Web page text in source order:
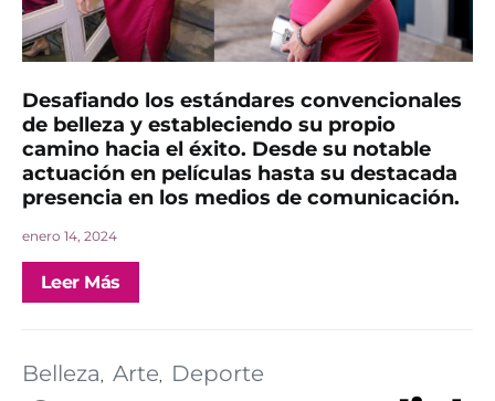
Desafiando los estándares convencionales
de belleza y estableciendo su propio
camino hacia el éxito. Desde su notable
actuación en películas hasta su destacada
presencia en los medios de comunicación.
enero 14, 2024
Leer Más
Belleza Arte Deporte